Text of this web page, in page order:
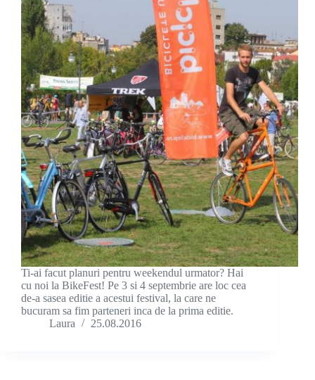
Ti-ai facut planuri pentru weekendul urmator? Hai
cu noi la BikeFest! Pe 3 si 4 septembrie are loc cea
de-a sasea editie a acestui festival, la care ne
bucuram sa fim parteneri inca de la prima editie.
Laura
25.08.2016